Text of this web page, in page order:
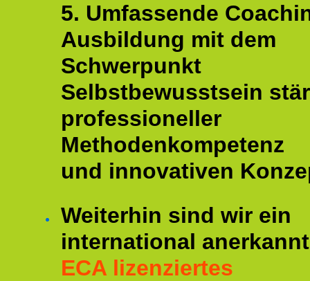
5. Umfassende
Ausbildung mit dem
Schwerpunkt
Selbstbewusstsein
professioneller
Methodenkompetenz
und innovativen
Weiterhin sind wir ein
international
ECA lizenziertes